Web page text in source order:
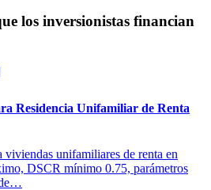
los inversionistas financian
Residencia Unifamiliar de Renta
viviendas unifamiliares de renta en
DSCR mínimo 0.75, parámetros